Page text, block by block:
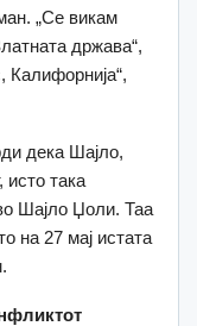
„Се викам
држава“,
Калифорнија“,
дека Шајло,
така
Шајло Џоли. Таа
на 27 мај истата